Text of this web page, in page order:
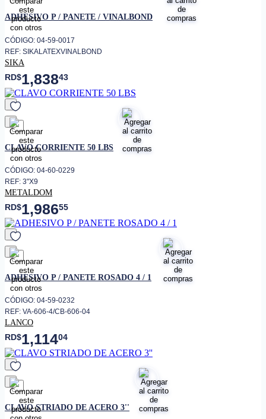
favorito
ADHESIVO P / PANETE / VINALBOND
CÓDIGO: 04-59-0017
REF: SIKALATEXVINALBOND
SIKA
RD$1,83843
favorito
CLAVO CORRIENTE 50 LBS
CÓDIGO: 04-60-0229
REF: 3"X9
METALDOM
RD$1,98655
favorito
ADHESIVO P / PANETE ROSADO 4 / 1
CÓDIGO: 04-59-0232
REF: VA-606-4/CB-606-04
LANCO
RD$1,11404
favorito
CLAVO STRIADO DE ACERO 3''